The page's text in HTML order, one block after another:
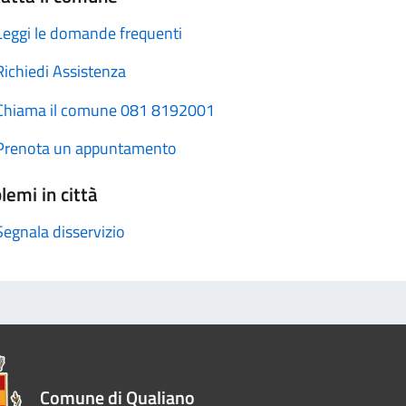
le domande frequenti
Assistenza
il comune 081 8192001
un appuntamento
in città
disservizio
Comune di Qualiano